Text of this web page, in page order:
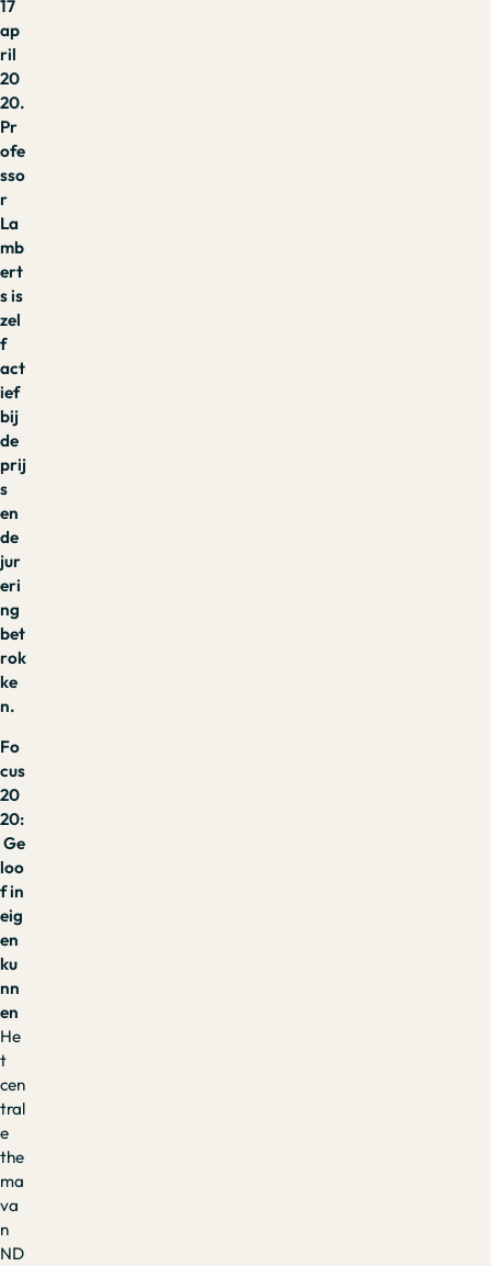
17
ap
ril
20
20.
Pr
ofe
sso
r
La
mb
ert
s is
zel
f
act
ief
bij
de
prij
s
en
de
jur
eri
ng
bet
rok
ke
n.
Fo
cus
20
20:
Ge
loo
f in
eig
en
ku
nn
en
He
t
cen
tral
e
the
ma
va
n
ND